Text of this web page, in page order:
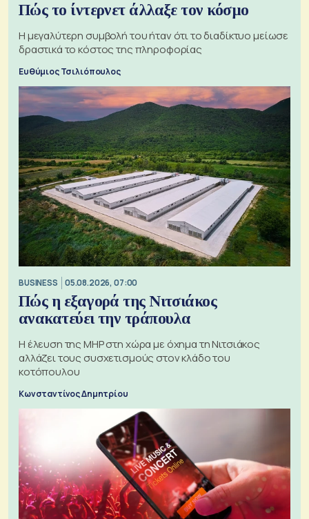
Πώς το ίντερνετ άλλαξε τον κόσμο
Η μεγαλύτερη συμβολή του ήταν ότι το διαδίκτυο μείωσε
δραστικά το κόστος της πληροφορίας
Ευθύμιος Τσιλιόπουλος
BUSINESS 05.08.2026, 07:00
Πώς η εξαγορά της Νιτσιάκος
ανακατεύει την τράπουλα
H έλευση της MHP στη χώρα με όχημα τη Νιτσιάκος
αλλάζει τους συσχετισμούς στον κλάδο του
κοτόπουλου
Κωνσταντίνος Δημητρίου